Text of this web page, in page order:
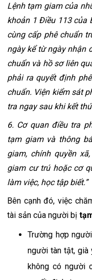
Lệnh tạm giam của
khoản 1 Điều 113 của
cùng cấp phê chuẩn
ngày kể từ ngày nhận
chuẩn và hồ sơ liên
phải ra quyết định
chuẩn. Viện kiểm sát
tra ngay sau khi kết
6. Cơ quan điều tra
tạm giam và thông
giam, chính quyền
giam cư trú hoặc cơ
làm việc, học tập biết.”
Bên cạnh đó, việc
tài sản của người bị
Trường hợp
người tàn tật, già
không có người